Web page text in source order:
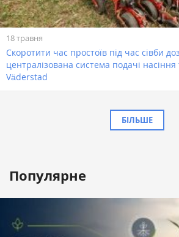
18 травня
Скоротити час простоїв під час сівби
централізована система подачі
Väderstad
БІЛЬШЕ
Популярне